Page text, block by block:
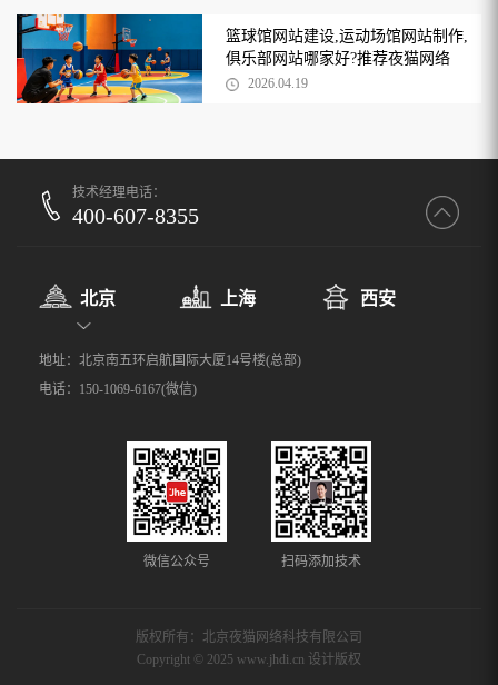
篮球馆网站建设,运动场馆网站制作,
俱乐部网站哪家好?推荐夜猫网络
2026.04.19
技术经理电话：
400-607-8355
北京 上海 西安
地址：北京南五环启航国际大厦14号楼(总部)
电话：150-1069-6167(微信)
微信公众号 扫码添加技术
版权所有：北京夜猫网络科技有限公司
Copyright © 2025 www.jhdi.cn 设计版权